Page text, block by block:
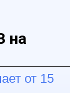
на
от 15